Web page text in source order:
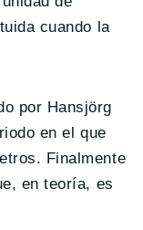
cuando la
por Hansjörg
en el que
Finalmente
en teoría, es